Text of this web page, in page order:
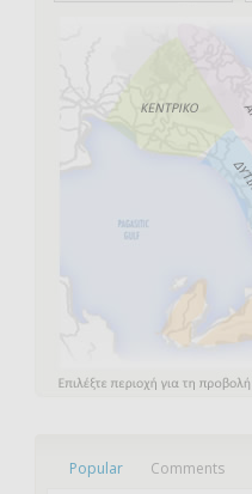
Popular Comments